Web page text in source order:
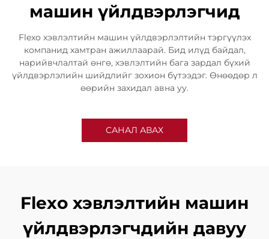
машин үйлдвэрлэгчид
Flexo хэвлэлтийн машин үйлдвэрлэлтийн тэргүүлэх
компанид хамтран ажиллаарай. Бид илүд байдал,
нарийвчлалтай өнгө, хэвлэлтийн бага зардал бүхий
үйлдвэрлэлийн шийдлийг зохион бүтээдэг. Өнөөдөр л
өөрийн захидал авна уу.
САНАЛ АВАХ
Flexo хэвлэлтийн машин
үйлдвэрлэгчдийн давуу